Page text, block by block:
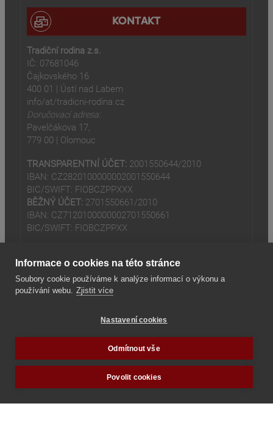
KONTAKT
Tradiční rodina z.s.
IČ: 07681046
Čajkovského 16
400 01 | Ústí nad Labem
info/at/tradicni-rodina.cz
Doručovací adresa:
Pavelčákova 17,
779 00 | Olomouc
TRANSPARENTNÍ ÚČET: 2001550644/2010
IBAN: CZ2820100000002001550644
BIC/SWIFT: FIOBCZPPXXX
BĚŽNÝ ÚČET: 2701550661/2010
IBAN: CZ7120100000002701550661
BIC/SWIFT: FIOBCZPPXX
Seznam odkazů
(odkaz je externí)
Informace o cookies na této stránce
Soubory cookie používáme k analýze informací o výkonu a
používání webu. Zjistit více
Nastavení cookies
Odmítnout vše
Povolit cookies